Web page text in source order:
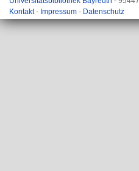
Kontakt- Impressum - Datenschutz